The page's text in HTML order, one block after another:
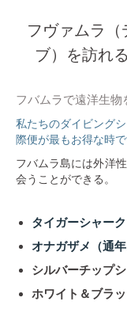
フヴァムラ（
ブ）を訪れ
フバムラで遠洋生物
私たちのダイビング
際便が最もお得な時で
フバムラ島には外洋
会うことができる。
タイガーシャーク
オナガザメ（通年
シルバーチップ
ホワイト＆ブラ